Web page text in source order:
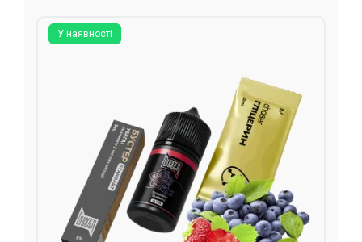
Комплектуючі для POD
Знижки та опт
У наявності